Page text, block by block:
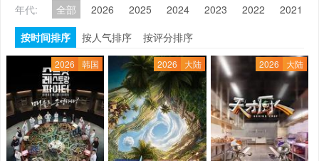
年代:
全部 2026 2025 2024 2023 2022 2021
按时间排序
按人气排序 按评分排序
2026 韩国 2026 大陆 2026 大陆